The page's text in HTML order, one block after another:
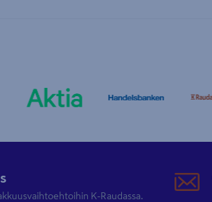
K-Raudassa.